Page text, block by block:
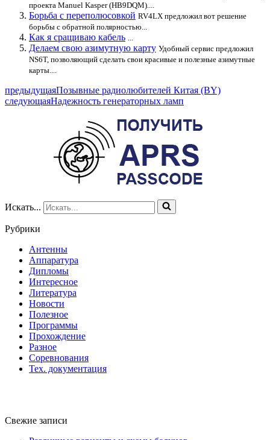
проекта Manuel Kasper (HB9DQM)....
Борьба с переполюсовкой RV4LX предложил вот решение
борьбы с обратной полярностью...
Как я сращиваю кабель ...
Делаем свою азимутную карту Удобный сервис предложил
NS6T, позволяющий сделать свои красивые и полезные азимутные
карты....
предыдущаяПозывные радиолюбителей Китая (BY)
следующаяНадежность генераторных ламп
Искать...
Рубрики
Антенны
Аппаратура
Дипломы
Интересное
Литература
Новости
Полезное
Программы
Прохождение
Разное
Соревнования
Тех. документация
Свежие записи